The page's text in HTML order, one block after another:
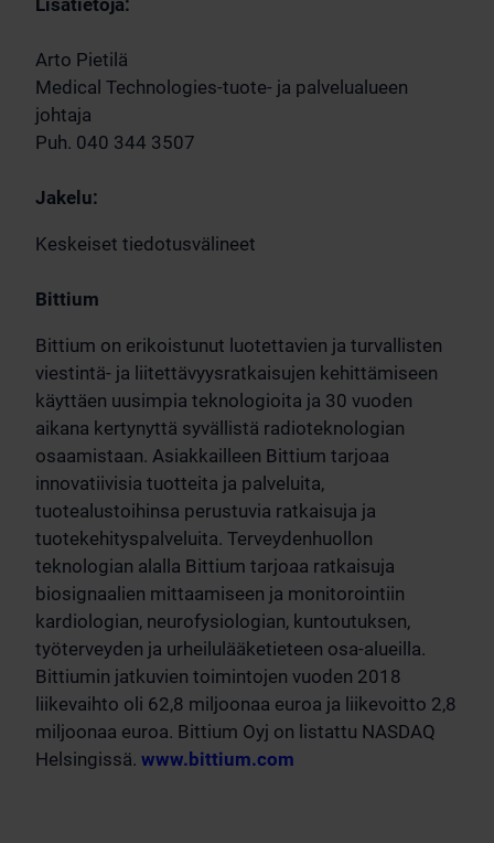
Lisätietoja:
Arto Pietilä
Medical Technologies-tuote- ja palvelualueen
johtaja
Puh. 040 344 3507
Jakelu:
Keskeiset tiedotusvälineet
Bittium
Bittium on erikoistunut luotettavien ja turvallisten
viestintä- ja liitettävyysratkaisujen kehittämiseen
käyttäen uusimpia teknologioita ja 30 vuoden
aikana kertynyttä syvällistä radioteknologian
osaamistaan. Asiakkailleen Bittium tarjoaa
innovatiivisia tuotteita ja palveluita,
tuotealustoihinsa perustuvia ratkaisuja ja
tuotekehityspalveluita. Terveydenhuollon
teknologian alalla Bittium tarjoaa ratkaisuja
biosignaalien mittaamiseen ja monitorointiin
kardiologian, neurofysiologian, kuntoutuksen,
työterveyden ja urheilulääketieteen osa-alueilla.
Bittiumin jatkuvien toimintojen vuoden 2018
liikevaihto oli 62,8 miljoonaa euroa ja liikevoitto 2,8
miljoonaa euroa. Bittium Oyj on listattu NASDAQ
Helsingissä. www.bittium.com